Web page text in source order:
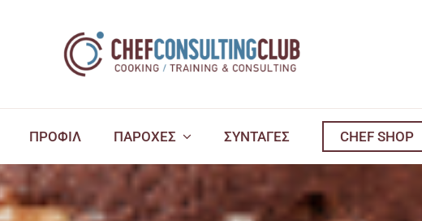
ΠΡΟΦΙΛ ΠΑΡΟΧΕΣ ΣΥΝΤΑΓΕΣ CHEF SHOP